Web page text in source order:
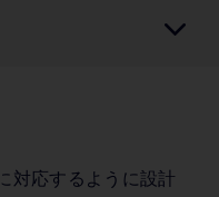
対応するように設計